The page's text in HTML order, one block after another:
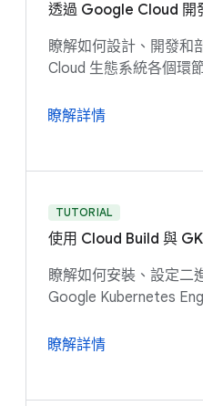
透過 Google Cloud 開
瞭解如何設計、開發和
Cloud 生態系統各個環
瞭解詳情
TUTORIAL
使用 Cloud Build 與
瞭解如何安裝、設定二
Google Kubernetes
瞭解詳情